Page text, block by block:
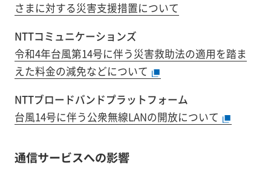
さまに対する災害支援措置について
NTTコミュニケーションズ
令和4年台風第14号に伴う災害救助法の適用を踏ま
えた料金の減免などについて
NTTブロードバンドプラットフォーム
台風14号に伴う公衆無線LANの開放について
通信サービスへの影響